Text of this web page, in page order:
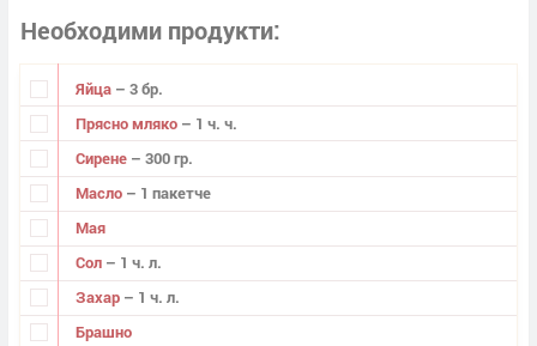
Необходими продукти
Яйца – 3 бр.
Прясно мляко – 1 ч. ч.
Сирене – 300 гр.
Масло – 1 пакетче
Мая
Сол – 1 ч. л.
Захар – 1 ч. л.
Брашно